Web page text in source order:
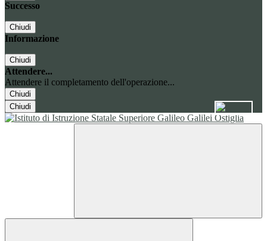
Successo
Chiudi
Informazione
Chiudi
Attendere...
Attendere il completamento dell'operazione...
Chiudi
Chiudi